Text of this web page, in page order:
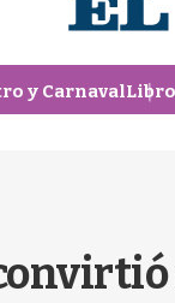
y Carnaval